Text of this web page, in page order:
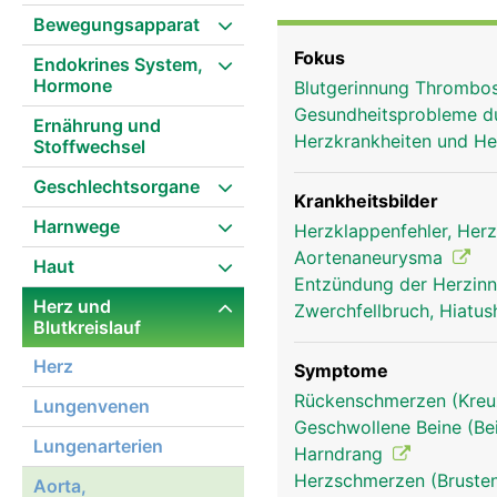
Bewegungsapparat
Endokrines System,
Hormone
Ernährung und
Stoffwechsel
Geschlechtsorgane
Harnwege
Haut
Herz und
Blutkreislauf
Herz
Lungenvenen
Lungenarterien
Aorta,
Gehirns und die beiden
aus der Aorta die
Bauchnabels teilt sich
Beckenorgane und der
Fokus
Blutgerinnung
Gesundheitsprobleme
Herzkrankheiten und
Krankheitsbilder
Herzklappenfehler,
Aortenaneurysma
Entzündung der
Zwerchfellbruch,
Symptome
Rückenschmerzen
Geschwollene Beine
Harndrang
Herzschmerzen